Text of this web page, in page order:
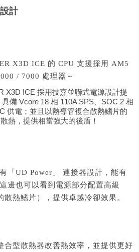
計
X3D ICE 的 CPU 支援採用 AM5
/ 7000 處理器～
X3D ICE 採用技嘉並聯式電源設計提
備 Vcore 18 相 110A SPS、SOC 2 相
供電；並且以熱導管複合散熱鰭片的
熱，提供相當強大的後盾！
「UD Power」 連接器設計，能有
邊也可以看到電源部分配置高級
熱鰭片），提供卓越冷卻效果。
合型散熱器改善熱效率，並提供更好